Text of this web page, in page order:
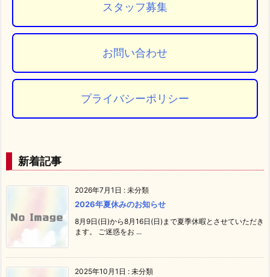
スタッフ募集
お問い合わせ
プライバシーポリシー
新着記事
2026年7月1日 : 未分類
2026年夏休みのお知らせ
8月9日(日)から8月16日(日)まで夏季休暇とさせていただき
ます。 ご迷惑をお ...
2025年10月1日 : 未分類